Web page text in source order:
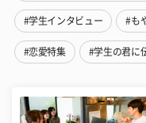
#学生インタビュー #も
#恋愛特集 #学生の君に